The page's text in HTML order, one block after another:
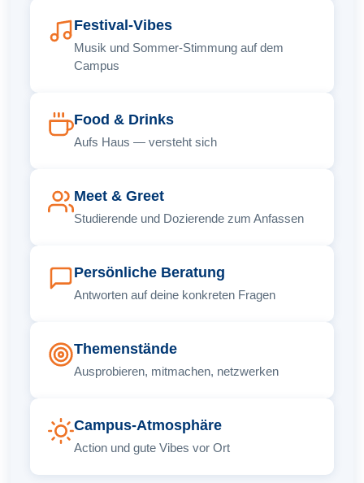
Festival-Vibes
Musik und Sommer-Stimmung auf dem
Campus
Food & Drinks
Aufs Haus — versteht sich
Meet & Greet
Studierende und Dozierende zum Anfassen
Persönliche Beratung
Antworten auf deine konkreten Fragen
Themenstände
Ausprobieren, mitmachen, netzwerken
Campus-Atmosphäre
Action und gute Vibes vor Ort